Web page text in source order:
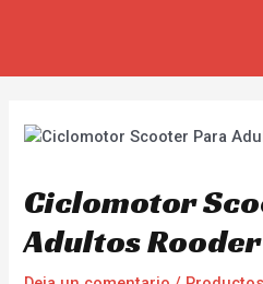
Ciclomotor
Adultos